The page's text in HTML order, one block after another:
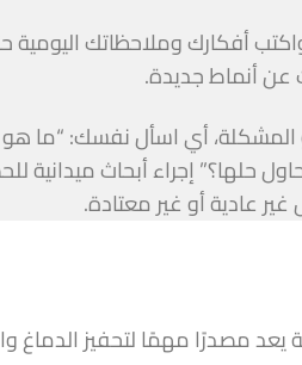
أفكارك وملاحظاتك اليومية
عن أنماط جديدة.
أي اسأل نفسك: “ما هو
حلها؟” إجراء أبحاث
عادية أو غير معتادة.
مصدرًا مهمًا لتحفيز الدماغ